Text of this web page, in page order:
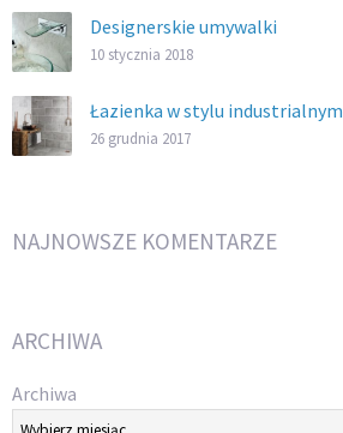
Designerskie umywalki
10 stycznia 2018
Łazienka w stylu industrialnym
26 grudnia 2017
NAJNOWSZE KOMENTARZE
ARCHIWA
Archiwa